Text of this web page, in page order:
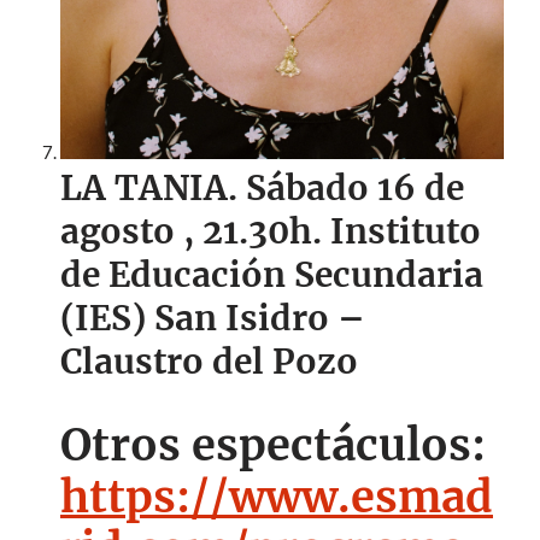
LA TANIA. Sábado 16 de
agosto , 21.30h. Instituto
de Educación Secundaria
(IES) San Isidro –
Claustro del Pozo
Otros espectáculos:
https://www.esmad